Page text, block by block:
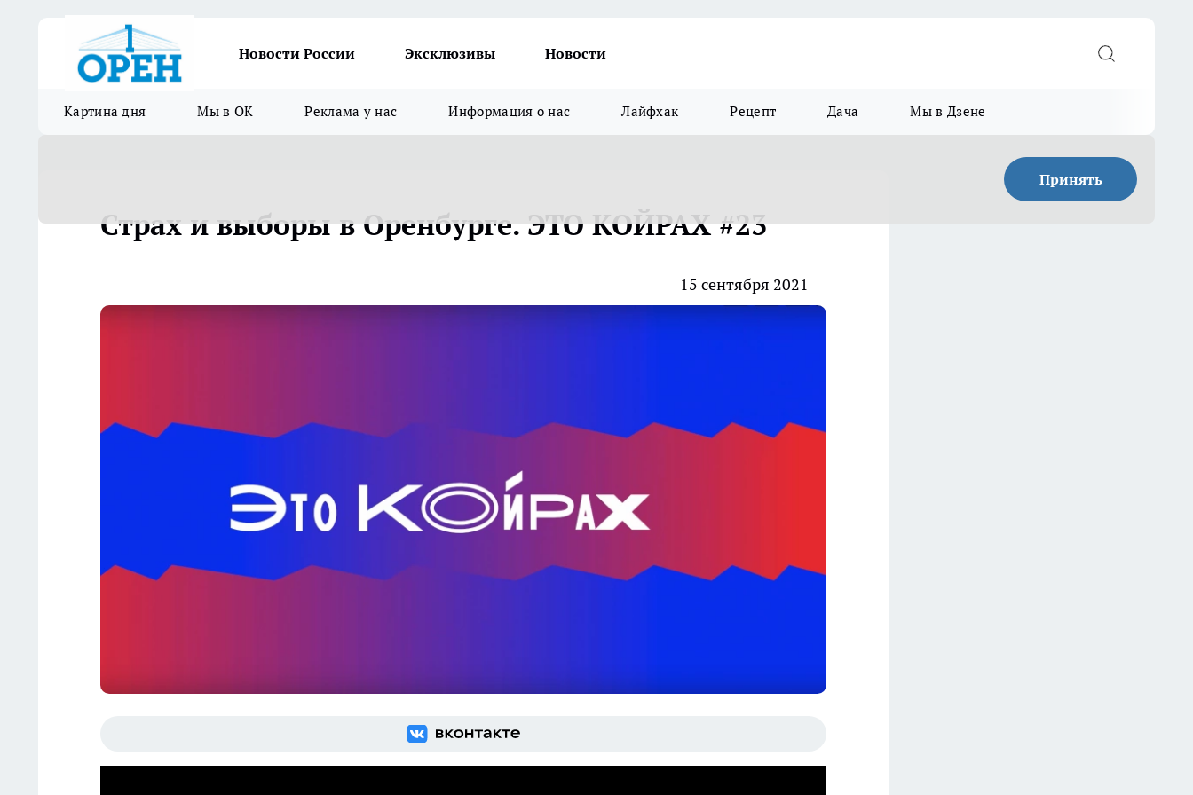
Новости России Эксклюзивы Новости
Картина дня Мы в ОК Реклама у нас Информация о нас Лайфхак Рецепт Дача Мы в Дзене
Принять
Страх и выборы в Оренбурге. ЭТО КОЙРАХ #23
15 сентября 2021